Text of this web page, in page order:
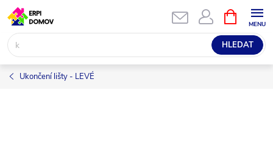
Přejít
na
obsah
HLEDAT
NÁKUPNÍ
KOŠÍK
Ukončení lišty - LEVÉ